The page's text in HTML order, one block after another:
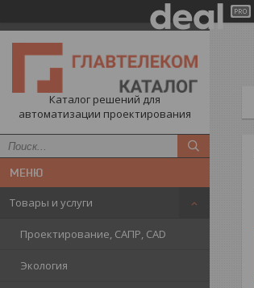
Каталог решений для
автоматизации проектирования
Товары и услуги
Проектирование, САПР, CAD
Экология